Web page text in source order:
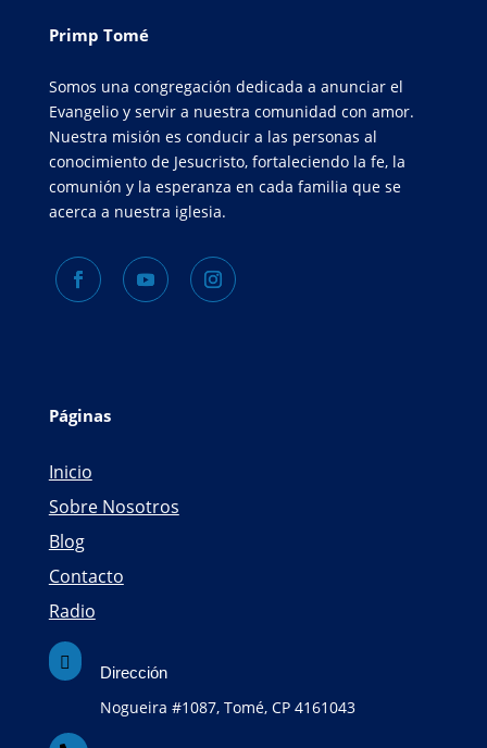
Primp Tomé
Somos una congregación dedicada a anunciar el
Evangelio y servir a nuestra comunidad con amor.
Nuestra misión es conducir a las personas al
conocimiento de Jesucristo, fortaleciendo la fe, la
comunión y la esperanza en cada familia que se
acerca a nuestra iglesia.
Páginas
Inicio
Sobre Nosotros
Blog
Contacto
Radio

Dirección
Nogueira #1087, Tomé, CP 4161043